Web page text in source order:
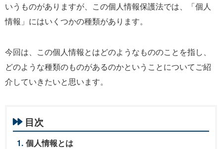
いうものがありますが、この個人情報保護法では、「個人
情報」にはいくつかの種類があります。
今回は、この個人情報とはどのようなもののことを指し、
どのような種類のものがあるのかということについてご紹
介していきたいと思います。
目次
個人情報とは